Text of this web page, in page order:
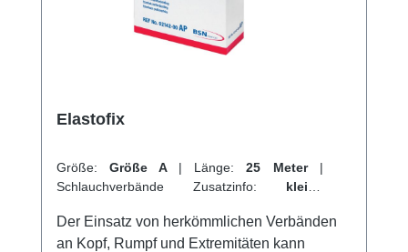
angemessen geschützt werden. Weitere
Informationen des Herstellers Kaufen Sie jetzt
Cellona Synthetikwatte online bei uns und
Kundenservice.
Elastofix
Größe: Größe A | Länge: 25 Meter |
Schlauchverbände Zusatzinfo: kleine
Abrechnungsart:Selbstzahler
Der Einsatz von herkömmlichen Verbänden
an Kopf, Rumpf und Extremitäten kann